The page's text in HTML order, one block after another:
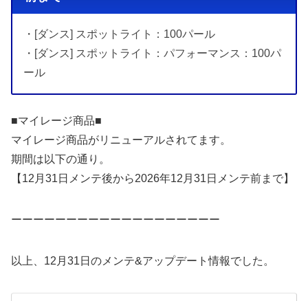
・[ダンス] スポットライト：100パール
・[ダンス] スポットライト：パフォーマンス：100パ
ール
■マイレージ商品■
マイレージ商品がリニューアルされてます。
期間は以下の通り。
【12月31日メンテ後から2026年12月31日メンテ前まで】
ーーーーーーーーーーーーーーーーーーー
以上、12月31日のメンテ&アップデート情報でした。